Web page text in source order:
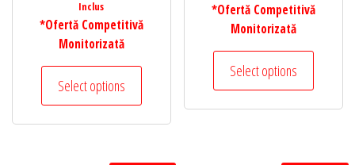
Inclus
*Ofertă Competitivă
Monitorizată
Select options
*Ofertă Competitivă
Monitorizată
Select options